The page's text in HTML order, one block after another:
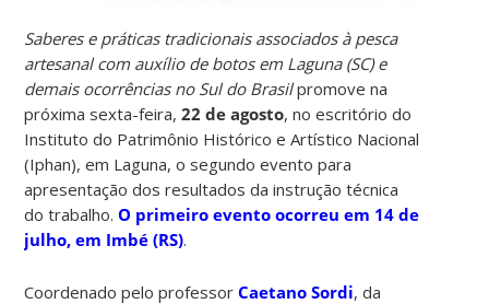
Saberes e práticas tradicionais associados à pesca
artesanal com auxílio de botos em Laguna (SC) e
demais ocorrências no Sul do Brasilpromove na
próxima sexta-feira,22 de agosto, no escritório do
Instituto do Patrimônio Histórico e Artístico Nacional
(Iphan), em Laguna, o segundo evento para
apresentação dos resultados da instrução técnica
do trabalho.O primeiro evento ocorreu em 14 de
julho, em Imbé (RS).
Coordenado pelo professorCaetano Sordi, da